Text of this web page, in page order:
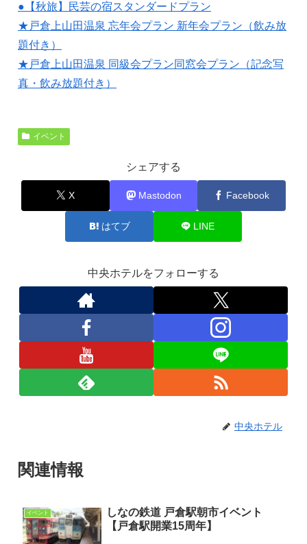
●【秋旅】民芸の宿スタンダードプラン
★戸倉上山田温泉 忘年会プラン 新年会プラン（飲み放
題付き）
★戸倉上山田温泉 同級会プラン同窓会プラン（記念写
真・飲み放題付き）
イベント
シェアする
X Mastodon Facebook
はてブ LINE
中央ホテルをフォローする
中央ホテル
関連情報
イベント
しなの鉄道 戸倉駅朝市イベント
【戸倉駅開業15周年】